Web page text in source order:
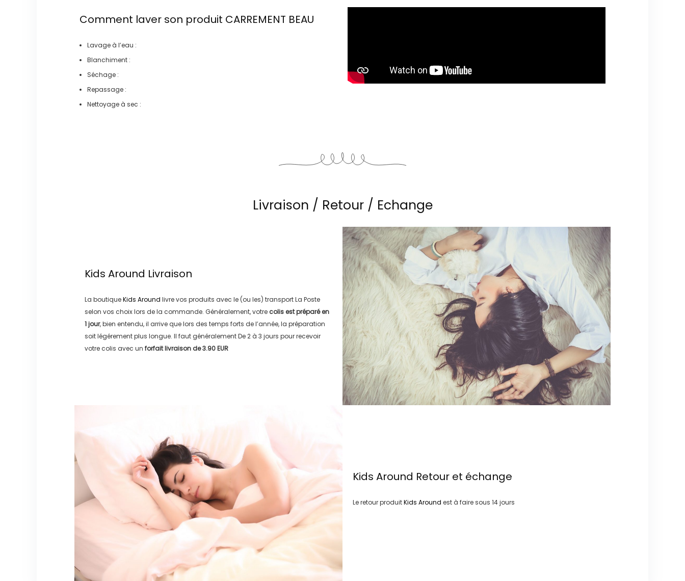
Comment laver son produit CARREMENT BEAU
Lavage à l’eau :
Blanchiment :
Séchage :
Repassage :
Nettoyage à sec :
Livraison / Retour / Echange
Kids Around Livraison
La boutiqueKids Around livre vos produits avec le (ou les) transportLa Poste
selon vos choix lors de la commande. Généralement, votre colis est préparé en
1 jour, bien entendu, il arrive que lors des temps forts de l’année, la préparation
soit légérement plus longue. Il faut généralementDe 2 à 3 jours pour recevoir
votre colis avec un forfait livraison de3.90 EUR
Kids Around Retour et échange
Le retour produitKids Around est à faire sous 14 jours